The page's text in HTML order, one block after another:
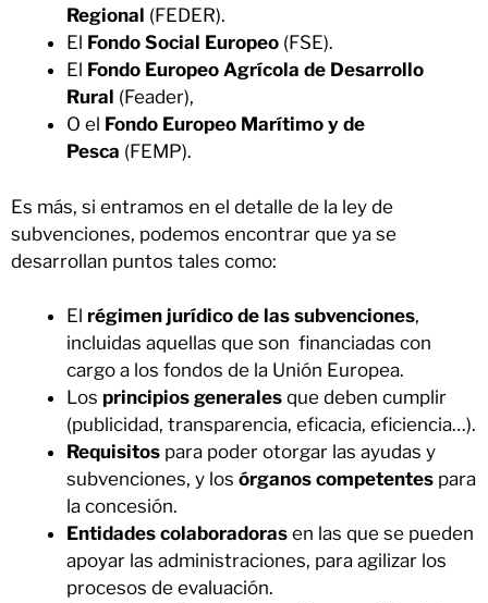
Regional (FEDER).
El Fondo Social Europeo (FSE).
El Fondo Europeo Agrícola de Desarrollo
Rural (Feader),
O el Fondo Europeo Marítimo y de
Pesca (FEMP).
Es más, si entramos en el detalle de la ley de
subvenciones, podemos encontrar que ya se
desarrollan puntos tales como:
El régimen jurídico de las subvenciones,
incluidas aquellas que son financiadas con
cargo a los fondos de la Unión Europea.
Los principios generales que deben cumplir
(publicidad, transparencia, eficacia, eficiencia…).
Requisitos para poder otorgar las ayudas y
subvenciones, y los órganos competentes para
la concesión.
Entidades colaboradoras en las que se pueden
apoyar las administraciones, para agilizar los
procesos de evaluación.